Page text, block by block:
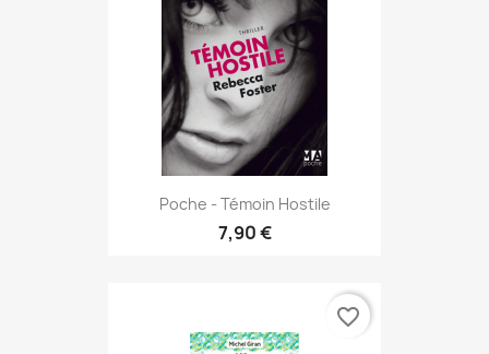
Poche - Témoin Hostile
7,90 €
favorite_border